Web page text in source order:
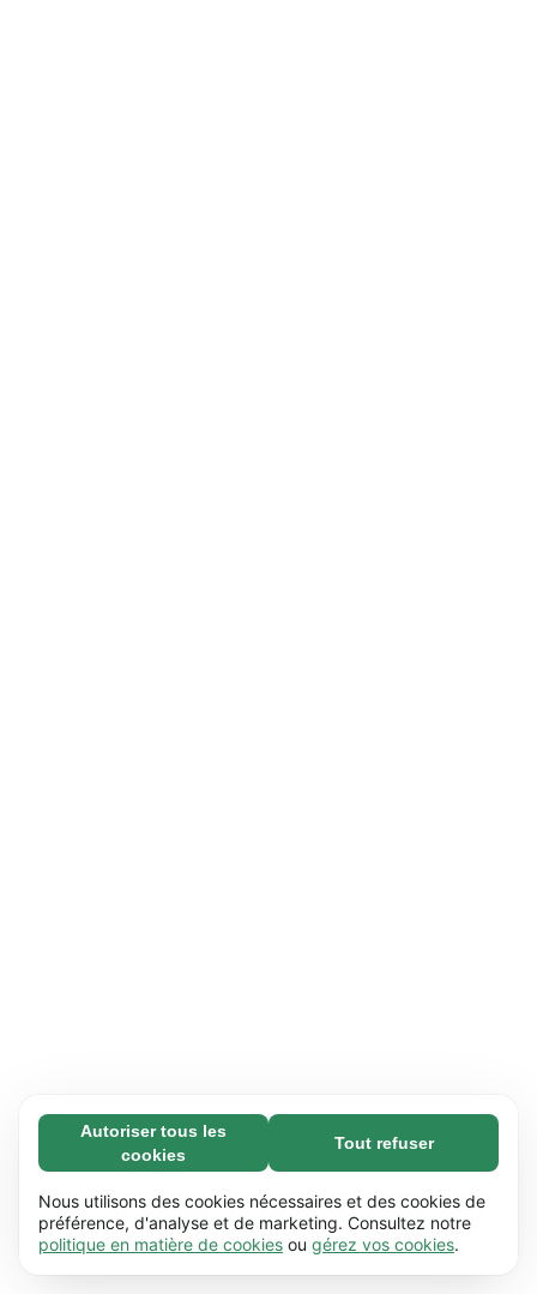
Nécessaires (65)
Les cookies nécessaires contribuent à rendre
notre site web utilisable en activant des
fonctions de base comme la navigation de
page. Le site web ne peut pas fonctionner
En savoir plus
Préférences (17)
Autoriser tous les
cookies
Tout refuser
Nous utilisons des cookies nécessaires et des cookies de
préférence, d'analyse et de marketing. Consultez notre
politique en matière de cookies ou gérez vos cookies.